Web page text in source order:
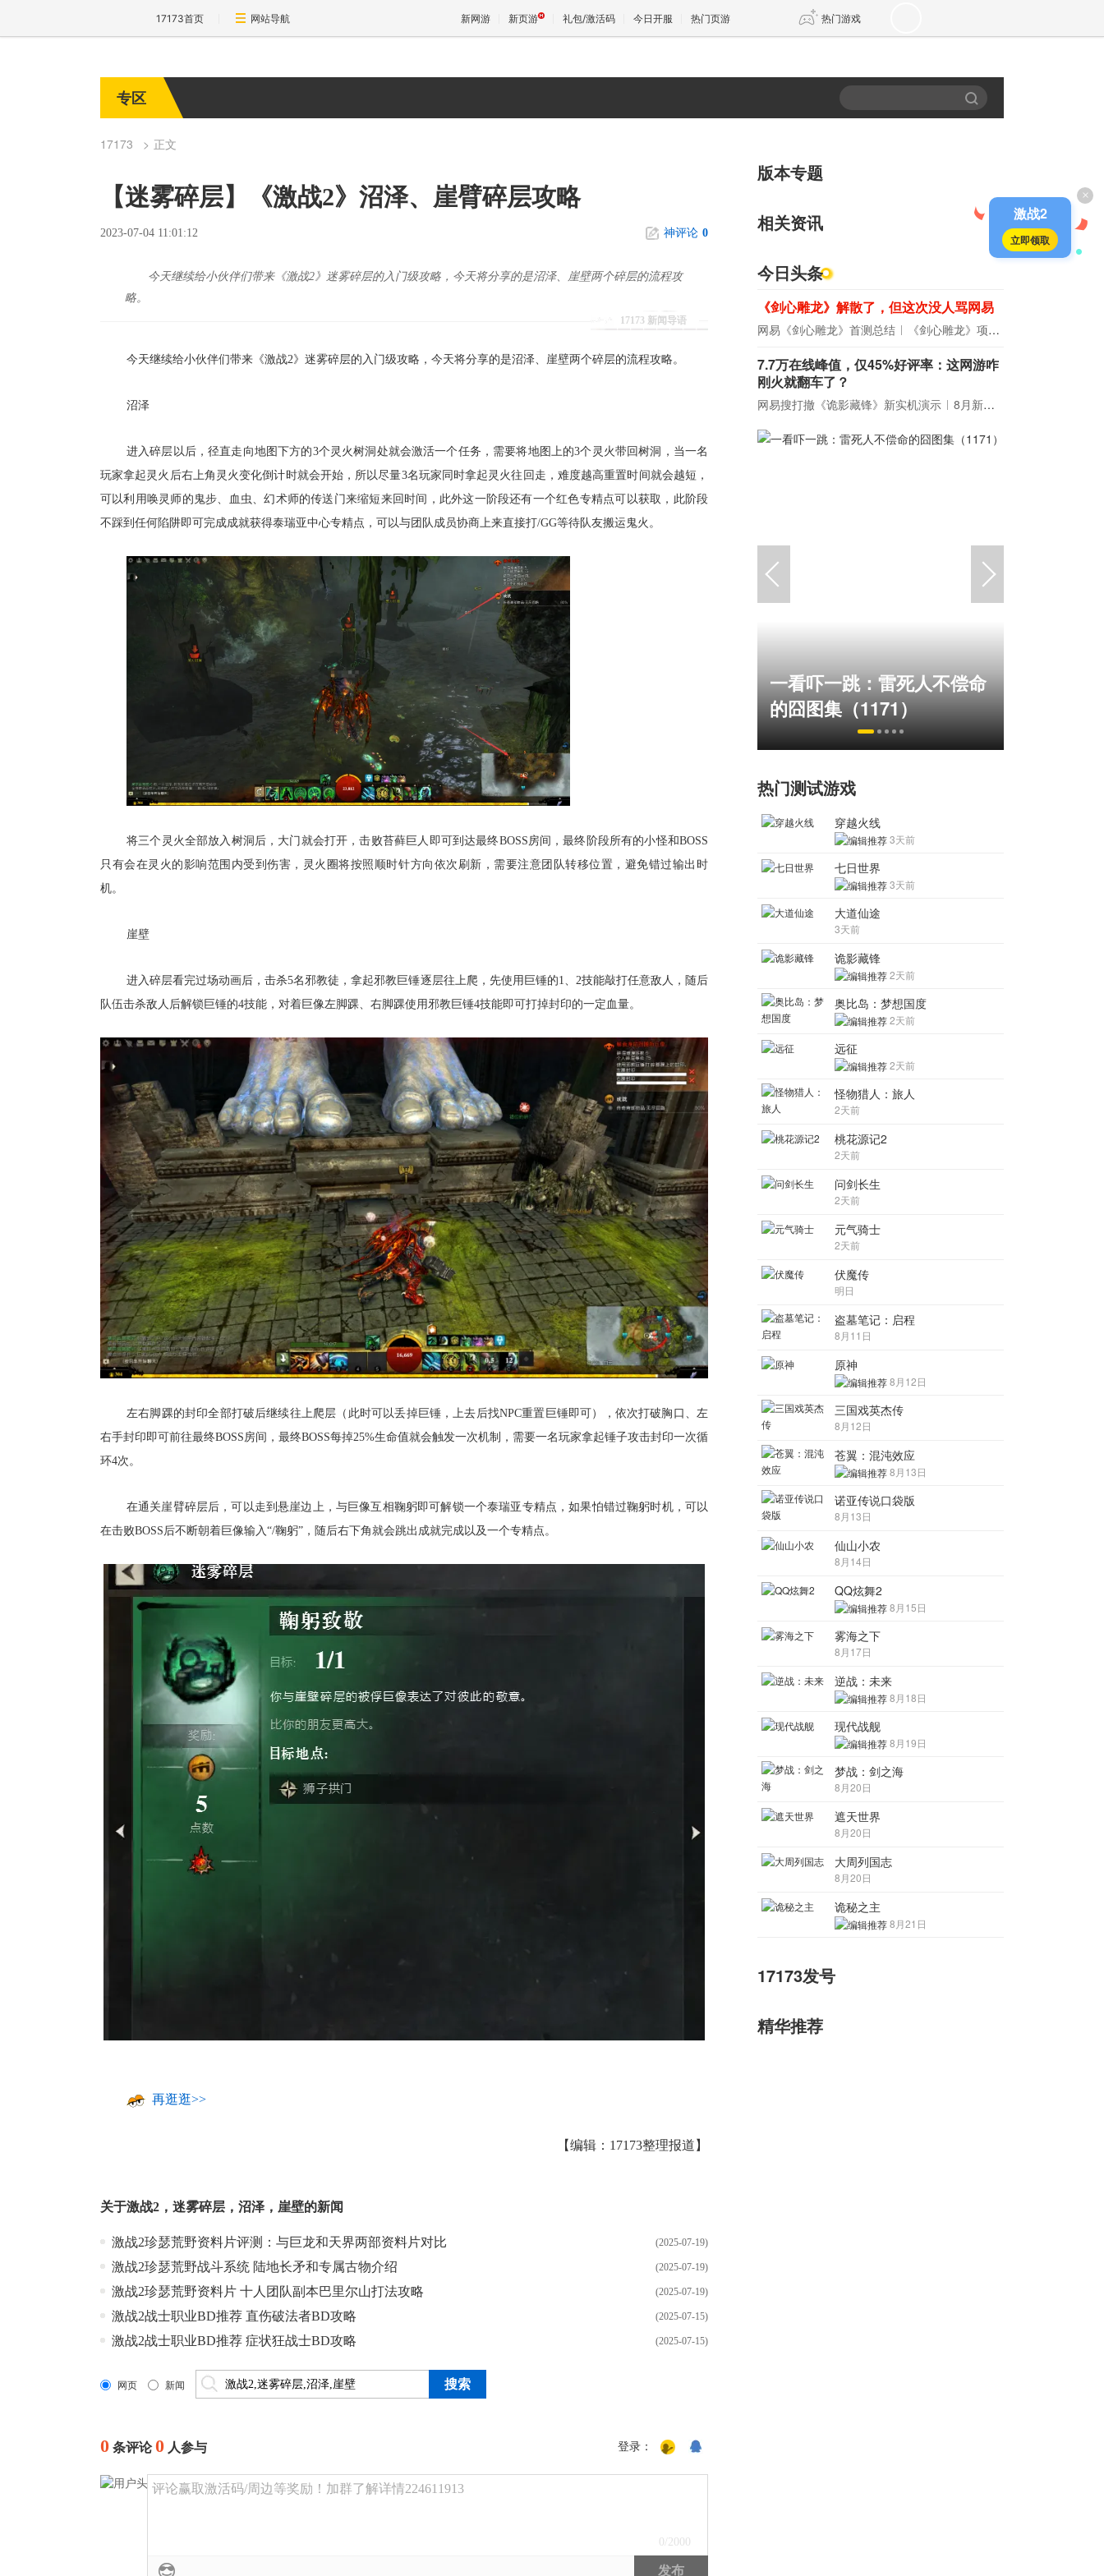
17173首页 网站导航 新网游 新页游 礼包/激活码 今日开服 热门页游 热门游戏
传奇4
专区
17173 正文
【迷雾碎层】《激战2》沼泽、崖臂碎层攻略
2023-07-04 11:01:12 神评论 0
17173 新闻导语
今天继续给小伙伴们带来《激战2》迷雾碎层的入门级攻略，今天将分享的是沼泽、崖壁两个碎层的流程攻
略。
今天继续给小伙伴们带来《激战2》迷雾碎层的入门级攻略，今天将分享的是沼泽、崖壁两个碎层的流程攻略。
沼泽
进入碎层以后，径直走向地图下方的3个灵火树洞处就会激活一个任务，需要将地图上的3个灵火带回树洞，当一名
玩家拿起灵火后右上角灵火变化倒计时就会开始，所以尽量3名玩家同时拿起灵火往回走，难度越高重置时间就会越短，
可以利用唤灵师的鬼步、血虫、幻术师的传送门来缩短来回时间，此外这一阶段还有一个红色专精点可以获取，此阶段
不踩到任何陷阱即可完成成就获得泰瑞亚中心专精点，可以与团队成员协商上来直接打/GG等待队友搬运鬼火。
将三个灵火全部放入树洞后，大门就会打开，击败苔藓巨人即可到达最终BOSS房间，最终阶段所有的小怪和BOSS
只有会在灵火的影响范围内受到伤害，灵火圈将按照顺时针方向依次刷新，需要注意团队转移位置，避免错过输出时
机。
崖壁
进入碎层看完过场动画后，击杀5名邪教徒，拿起邪教巨锤逐层往上爬，先使用巨锤的1、2技能敲打任意敌人，随后
队伍击杀敌人后解锁巨锤的4技能，对着巨像左脚踝、右脚踝使用邪教巨锤4技能即可打掉封印的一定血量。
左右脚踝的封印全部打破后继续往上爬层（此时可以丢掉巨锤，上去后找NPC重置巨锤即可），依次打破胸口、左
右手封印即可前往最终BOSS房间，最终BOSS每掉25%生命值就会触发一次机制，需要一名玩家拿起锤子攻击封印一次循
环4次。
在通关崖臂碎层后，可以走到悬崖边上，与巨像互相鞠躬即可解锁一个泰瑞亚专精点，如果怕错过鞠躬时机，可以
在击败BOSS后不断朝着巨像输入“/鞠躬”，随后右下角就会跳出成就完成以及一个专精点。
再逛逛>>
【编辑：17173整理报道】
关于激战2 ， 迷雾碎层 ， 沼泽， 崖壁的新闻
(2025-07-19)
激战2珍瑟荒野资料片评测：与巨龙和天界两部资料片对比
(2025-07-19)
激战2珍瑟荒野战斗系统 陆地长矛和专属古物介绍
(2025-07-19)
激战2珍瑟荒野资料片 十人团队副本巴里尔山打法攻略
(2025-07-15)
激战2战士职业BD推荐 直伤破法者BD攻略
(2025-07-15)
激战2战士职业BD推荐 症状狂战士BD攻略
网页 新闻
0 条评论0 人参与 登录：
评论赢取激活码/周边等奖励！加群了解详情224611913
0 /2000
发布
版本专题
相关资讯
今日头条
《剑心雕龙》解散了，但这次没人骂网易
网易《剑心雕龙》首测总结 《剑心雕龙》项目宣布解散
7.7万在线峰值，仅45%好评率：这网游咋
刚火就翻车了？
网易搜打撤《诡影藏锋》新实机演示 8月新游前瞻：《诡秘之主》领衔
17周年庆典 争霸赛大区火
爆开启
一看吓一跳：雷死人不偿命
的囧图集（1171）
热门测试游戏
穿越火线
3天前
七日世界
3天前
大道仙途
3天前
诡影藏锋
2天前
奥比岛：梦想国度
2天前
远征
2天前
怪物猎人：旅人
2天前
桃花源记2
2天前
问剑长生
2天前
元气骑士
2天前
伏魔传
明日
盗墓笔记：启程
8月11日
原神
8月12日
三国戏英杰传
8月12日
苍翼：混沌效应
8月13日
诺亚传说口袋版
8月13日
仙山小农
8月14日
QQ炫舞2
8月15日
雾海之下
8月17日
逆战：未来
8月18日
现代战舰
8月19日
梦战：剑之海
8月20日
遮天世界
8月20日
大周列国志
8月20日
诡秘之主
8月21日
17173发号
精华推荐
×
激战2
立即领取